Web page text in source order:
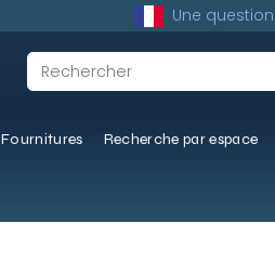
Une
Fournitures Recherche par espace